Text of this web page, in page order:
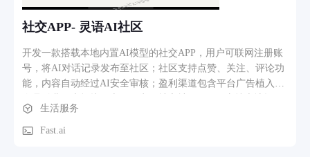
社交APP- 灵语AI社区
开发一款搭载本地内置AI模型的社交APP，用户可联网注册账
号，将AI对话记录发布至社区；社区支持点赞、关注、评论功
能，内容自动经过AI安全审核；盈利渠道包含平台广告植入、
化AI离线对话，同时可调用云端大模型API实现智能问答；用
户注册登录后能保存AI聊天记录，一键发布至社区板块，提供
生活服务
Fast.ai